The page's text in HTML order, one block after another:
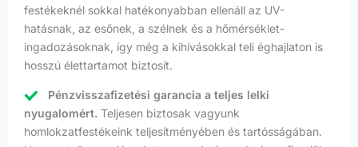
festékeknél sokkal hatékonyabban ellenáll az UV-
hatásnak, az esőnek, a szélnek és a hőmérséklet-
ingadozásoknak, így még a kihívásokkal teli éghajlaton is
hosszú élettartamot biztosít.
Pénzvisszafizetési garancia a teljes lelki
nyugalomért. Teljesen biztosak vagyunk
homlokzatfestékeink teljesítményében és tartósságában.